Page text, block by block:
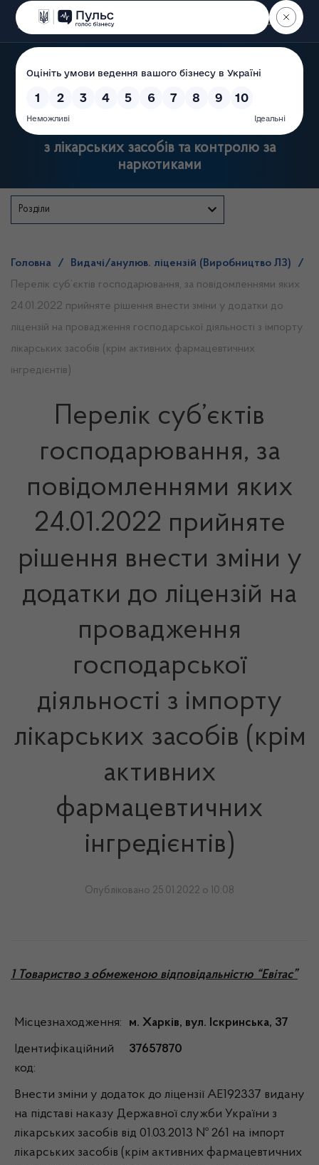
Пошук
Державна служба України
з лікарських засобів та контролю за
наркотиками
Розділи
Головна / Видачі/анулюв. ліцензій (Виробництво ЛЗ)
/
Перелік суб’єктів господарювання, за повідомленнями яких
24.01.2022 прийняте рішення внести зміни у додатки до
ліцензій на провадження господарської діяльності з імпорту
лікарських засобів (крім активних фармацевтичних
інгредієнтів)
Перелік суб’єктів
господарювання, за
повідомленнями яких
24.01.2022 прийняте
рішення внести зміни у
додатки до ліцензій на
провадження
господарської
діяльності з імпорту
лікарських засобів (крім
активних
фармацевтичних
інгредієнтів)
Опубліковано 25.01.2022 о 10:08
1 Товариство з обмеженою відповідальністю “Евітас”
Місцезнаходження: м. Харків, вул. Іскринська, 37
Ідентифікаційний
код:
37657870
Внести зміни у додаток до ліцензії АЕ192337 видану
на підставі наказу Державної служби України з
лікарських засобів від 01.03.2013 № 261 на імпорт
лікарських засобів (крім активних фармацевтичних